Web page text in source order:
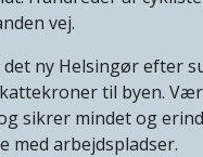
vej.
ny Helsingør efter
til byen.
sikrer mindet og
med arbejdspladser.